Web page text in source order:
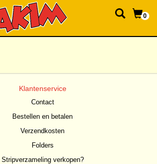
0
Klantenservice
Contact
Bestellen en betalen
Verzendkosten
Folders
Stripverzameling verkopen?